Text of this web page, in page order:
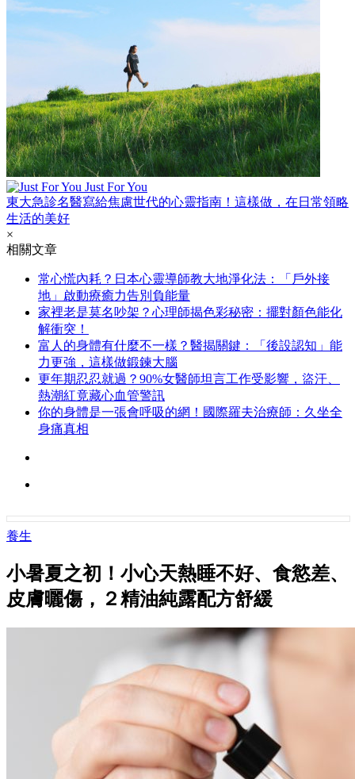
Just For You
東大急診名醫寫給焦慮世代的心靈指南！這樣做，在日常領略
生活的美好
×
相關文章
常心慌內耗？日本心靈導師教大地淨化法：「戶外接
地」啟動療癒力告別負能量
家裡老是莫名吵架？心理師揭色彩秘密：擺對顏色能化
解衝突！
富人的身體有什麼不一樣？醫揭關鍵：「後設認知」能
力更強，這樣做鍛鍊大腦
更年期忍忍就過？90%女醫師坦言工作受影響，盜汗、
熱潮紅竟藏心血管警訊
你的身體是一張會呼吸的網！國際羅夫治療師：久坐全
身痛真相
養生
小暑夏之初！小心天熱睡不好、食慾差、
皮膚曬傷，２精油純露配方舒緩